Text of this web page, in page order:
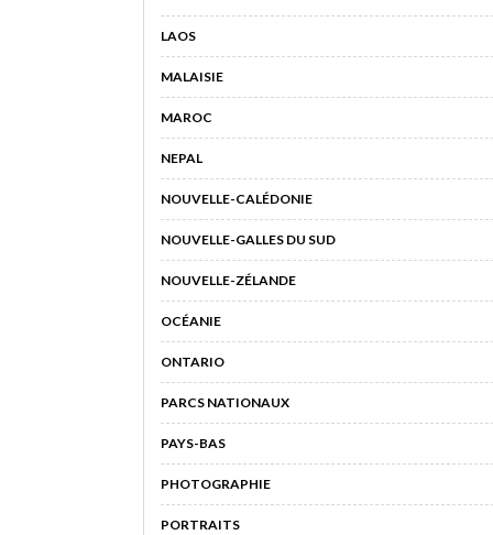
LAOS
MALAISIE
MAROC
NEPAL
NOUVELLE-CALÉDONIE
NOUVELLE-GALLES DU SUD
NOUVELLE-ZÉLANDE
OCÉANIE
ONTARIO
PARCS NATIONAUX
PAYS-BAS
PHOTOGRAPHIE
PORTRAITS